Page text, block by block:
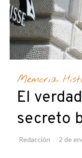
Memoria
El
secreto
Redacción 2 de